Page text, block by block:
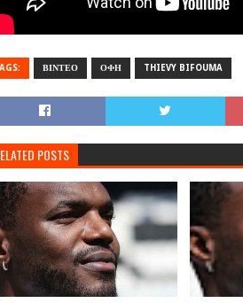
ΒΙΝΤΕΟ ΟΦΗ THIEVY BIFOUMA
POSTS